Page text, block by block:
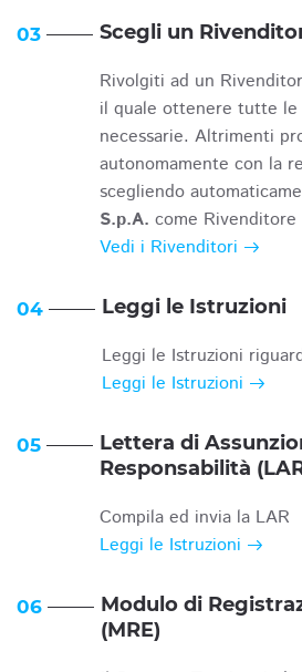
03 Scegli un
Rivolgiti ad un
il quale ottenere tutte le
necessarie. Altrimenti
autonomamente con la
scegliendo
S.p.A. come Rivenditore
Vedi i Rivenditori
04 Leggi le Istruzioni
Leggi le Istruzioni
Leggi le Istruzioni
05
Lettera di
Responsabilità
Compila ed invia la LAR
Leggi le Istruzioni
06
Modulo di
(MRE)